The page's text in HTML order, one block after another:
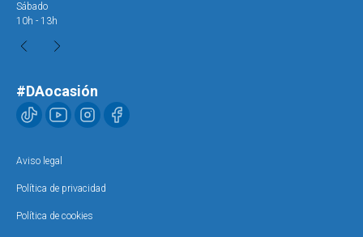
Sábado
10h - 13h
#DAocasión
Aviso legal
Política de privacidad
Política de cookies